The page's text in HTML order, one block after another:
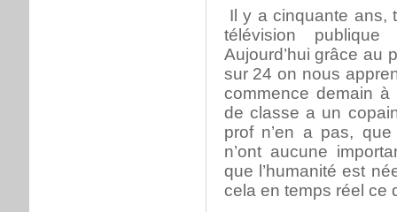
Il y a cinquante ans,
télévision
Aujourd’hui grâce au
sur 24 on nous
commence demain
de classe a un
prof n’en a pas,
n’ont aucune
que l’humanité est
cela en temps réel ce